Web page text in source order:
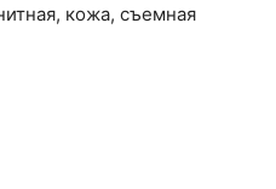
кожа, съемная